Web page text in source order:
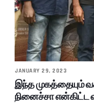
JANUARY 29, 2023
இந்த முகத்தையும்
நினைச்சா என்கிட்ட